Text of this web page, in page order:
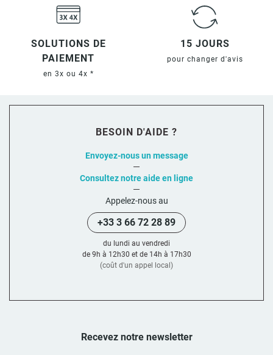
SOLUTIONS DE
PAIEMENT
en 3x ou 4x *
15 JOURS
pour changer d'avis
Recevez notre newsletter
BESOIN D'AIDE ?
Envoyez-nous un message
Consultez notre aide en ligne
Appelez-nous au
+33 3 66 72 28 89
du lundi au vendredi
de 9h à 12h30 et de 14h à 17h30
(coût d'un appel local)